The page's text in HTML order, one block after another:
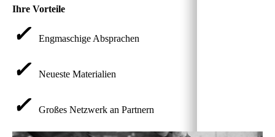
Ihre Vorteile
✓ Engmaschige Absprachen
✓ Neueste Materialien
✓ Großes Netzwerk an Partnern